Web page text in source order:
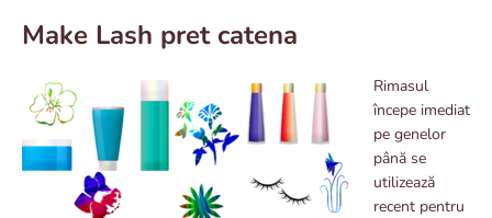
Make Lash pret catena
Rimasul
începe imediat
pe genelor
până se
utilizează
recent pentru